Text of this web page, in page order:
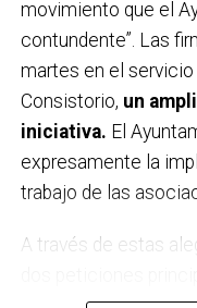
movimiento que el
contundente”. Las
martes en el servicio
Consistorio, un
iniciativa. El
expresamente la
trabajo de las
A través de estas